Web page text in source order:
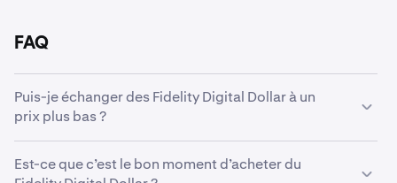
FAQ
Puis-je échanger des Fidelity Digital Dollar à un
prix plus bas ?
Kraken pour acheter automatiquement des Fidelity
Est-ce que c’est le bon moment d’acheter du